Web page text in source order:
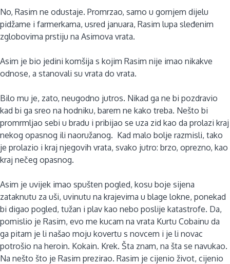
No, Rasim ne odustaje. Promrzao, samo u gornjem dijelu
pidžame i farmerkama, usred januara, Rasim lupa sleđenim
zglobovima prstiju na Asimova vrata.
Asim je bio jedini komšija s kojim Rasim nije imao nikakve
odnose, a stanovali su vrata do vrata.
Bilo mu je, zato, neugodno jutros. Nikad ga ne bi pozdravio
kad bi ga sreo na hodniku, barem ne kako treba. Nešto bi
promrmljao sebi u bradu i pribijao se uza zid kao da prolazi kraj
nekog opasnog ili naoružanog. Kad malo bolje razmisli, tako
je prolazio i kraj njegovih vrata, svako jutro: brzo, oprezno, kao
kraj nečeg opasnog.
Asim je uvijek imao spušten pogled, kosu boje sijena
zataknutu za uši, uvinutu na krajevima u blage lokne, ponekad
bi digao pogled, tužan i plav kao nebo poslije katastrofe. Da,
pomislio je Rasim, evo me kucam na vrata Kurtu Cobainu da
ga pitam je li našao moju kovertu s novcem i je li novac
potrošio na heroin. Kokain. Krek. Šta znam, na šta se navukao.
Na nešto što je Rasim prezirao. Rasim je cijenio život, cijenio